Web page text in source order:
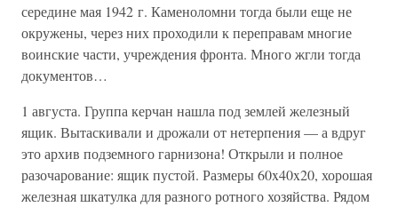
середине мая 1942 г. Каменоломни тогда были еще не
окружены, через них проходили к переправам многие
воинские части, учреждения фронта. Много жгли тогда
документов…
1 августа. Группа керчан нашла под землей железный
ящик. Вытаскивали и дрожали от нетерпения — а вдруг
это архив подземного гарнизона! Открыли и полное
разочарование: ящик пустой. Размеры 60x40x20, хорошая
железная шкатулка для разного ротного хозяйства. Рядом